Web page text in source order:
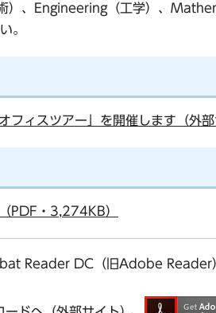
）、Engineering（工学）、
。
フィスツアー」を開催します（外部
PDF・3,274KB）
Reader DC（旧Adobe Reader